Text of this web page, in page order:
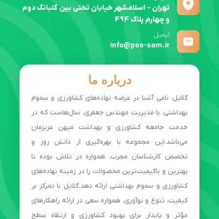
درباره ما
گلایل، نامی آشنا در عرصه نهاده‌های کشاورزی و سموم
بهداشتی، با مدیریت مهندس جعفری، سال‌هاست که در
خدمت جامعه کشاورزی و بهداشت میهن عزیزمان
می‌باشد.این مجموعه با بهره‌گیری از دانش روز و
تخصص کارشناسان مجرب، همواره در تلاش بوده تا
بهترین و باکیفیت‌ترین محصولات را در زمینه نهاده‌های
کشاورزی و سموم بهداشتی ارائه دهد.گلایل با تمرکز بر
کیفیت، تنوع و نوآوری، همواره سعی در ارائه راهکارهای
مؤثر و پایدار برای بهبود کشاورزی و ارتقاء سطح
تهران – اسلامشهر خیابان تختی بین گلبانگ دوم
و چهارم پلاک 494
ایمیل
info@pso-sam.ir